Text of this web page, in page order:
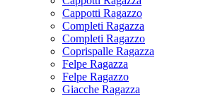
Cappotti Ragazzo
Completi Ragazza
Completi Ragazzo
Coprispalle Ragazza
Felpe Ragazza
Felpe Ragazzo
Giacche Ragazza